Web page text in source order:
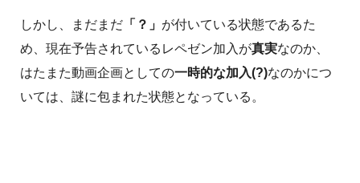
しかし、まだまだ 「？」 が付いている状態であるた
め、現在予告されているレペゼン加入が真実なのか、
はたまた動画企画としての一時的な加入(?)なのかにつ
いては、謎に包まれた状態となっている。